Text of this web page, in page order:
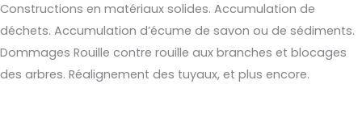
Constructions en matériaux solides. Accumulation de
déchets. Accumulation d’écume de savon ou de sédiments.
Dommages Rouille contre rouille aux branches et blocages
des arbres. Réalignement des tuyaux, et plus encore.